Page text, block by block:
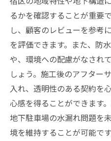
るかを確認することが重要
し、顧客のレビューを参考
を評価できます。また、防
や、環境への配慮がなされ
しょう。施工後のアフター
入れ、透明性のある契約を
心感を得ることができます
地下駐車場の水漏れ問題を
境を維持することが可能です